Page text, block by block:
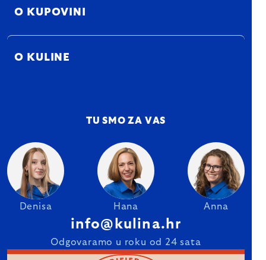
O KUPOVINI
O KULINE
TU SMO ZA VAS
Denisa Hana Anna
info@kulina.hr
Odgovaramo u roku od 24 sata